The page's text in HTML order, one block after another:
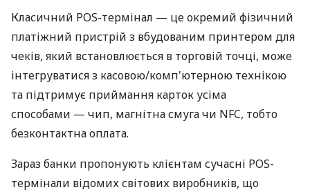
Класичний POS-термінал — це окремий фізичний
платіжний пристрій з вбудованим принтером для
чеків, який встановлюється в торговій точці, може
інтегруватися з касовою/комп'ютерною технікою
та підтримує приймання карток усіма
способами — чип, магнітна смуга чи NFC, тобто
безконтактна оплата.
Зараз банки пропонують клієнтам сучасні POS-
термінали відомих світових виробників, що